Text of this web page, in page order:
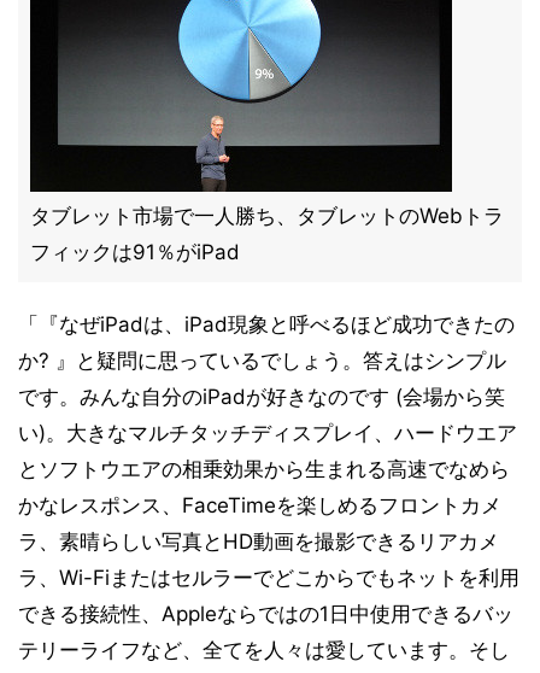
タブレット市場で一人勝ち、タブレットのWebトラ
フィックは91％がiPad
「『なぜiPadは、iPad現象と呼べるほど成功できたの
か? 』と疑問に思っているでしょう。答えはシンプル
です。みんな自分のiPadが好きなのです (会場から笑
い)。大きなマルチタッチディスプレイ、ハードウエア
とソフトウエアの相乗効果から生まれる高速でなめら
かなレスポンス、FaceTimeを楽しめるフロントカメ
ラ、素晴らしい写真とHD動画を撮影できるリアカメ
ラ、Wi-Fiまたはセルラーでどこからでもネットを利用
できる接続性、Appleならではの1日中使用できるバッ
テリーライフなど、全てを人々は愛しています。そし